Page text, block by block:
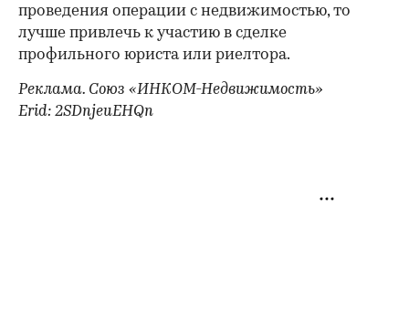
проведения операции с недвижимостью, то
лучше привлечь к участию в сделке
профильного юриста или риелтора.
Реклама. Союз «ИНКОМ-Недвижимость»
Erid: 2SDnjeuEHQn